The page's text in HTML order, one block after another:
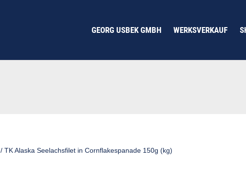
GEORG USBEK GMBH WERKSVERKAUF
/ TK Alaska Seelachsfilet in Cornflakespanade 150g (kg)